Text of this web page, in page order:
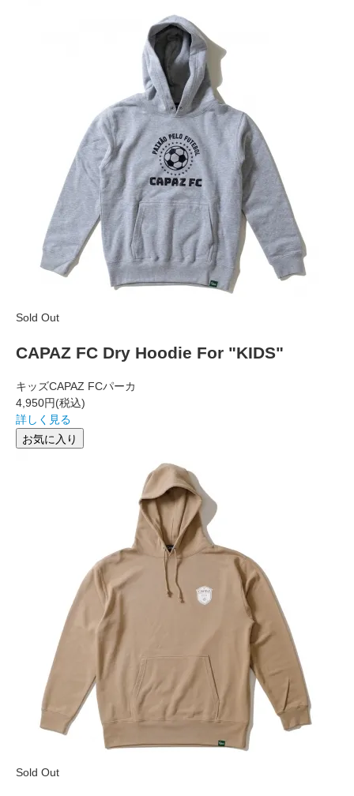
Sold Out
CAPAZ FC Dry Hoodie For "KIDS"
キッズCAPAZ FCパーカ
4,950円(税込)
詳しく見る
お気に入り
Sold Out